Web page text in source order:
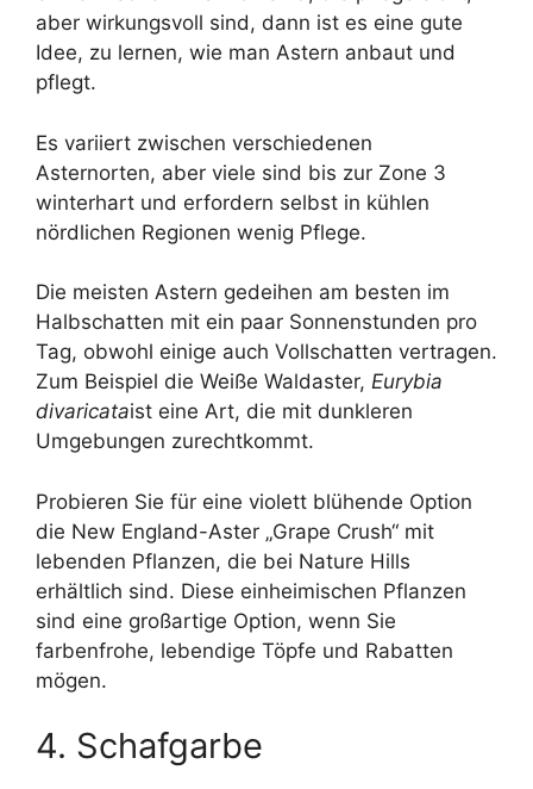
aber wirkungsvoll sind, dann ist es eine gute
Idee, zu lernen, wie man Astern anbaut und
pflegt.
Es variiert zwischen verschiedenen
Asternorten, aber viele sind bis zur Zone 3
winterhart und erfordern selbst in kühlen
nördlichen Regionen wenig Pflege.
Die meisten Astern gedeihen am besten im
Halbschatten mit ein paar Sonnenstunden pro
Tag, obwohl einige auch Vollschatten vertragen.
Zum Beispiel die Weiße Waldaster, Eurybia
divaricataist eine Art, die mit dunkleren
Umgebungen zurechtkommt.
Probieren Sie für eine violett blühende Option
die New England-Aster „Grape Crush“ mit
lebenden Pflanzen, die bei Nature Hills
erhältlich sind. Diese einheimischen Pflanzen
sind eine großartige Option, wenn Sie
farbenfrohe, lebendige Töpfe und Rabatten
mögen.
4. Schafgarbe